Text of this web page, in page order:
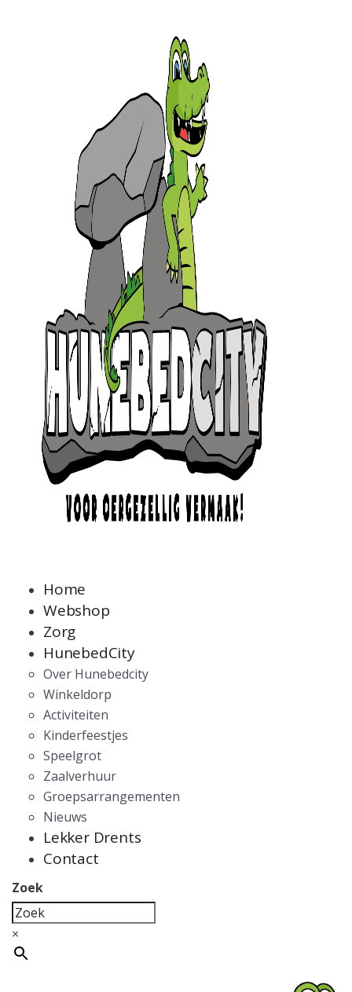
Home
Webshop
Zorg
HunebedCity
Over Hunebedcity
Winkeldorp
Activiteiten
Kinderfeestjes
Speelgrot
Zaalverhuur
Groepsarrangementen
Nieuws
Lekker Drents
Contact
Zoek
×